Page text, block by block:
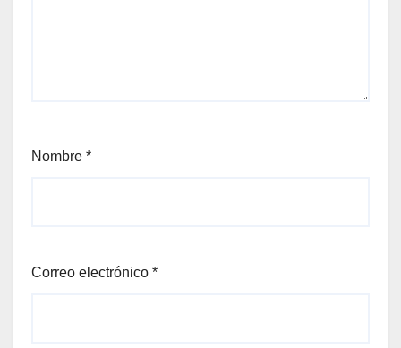
Nombre *
Correo electrónico *